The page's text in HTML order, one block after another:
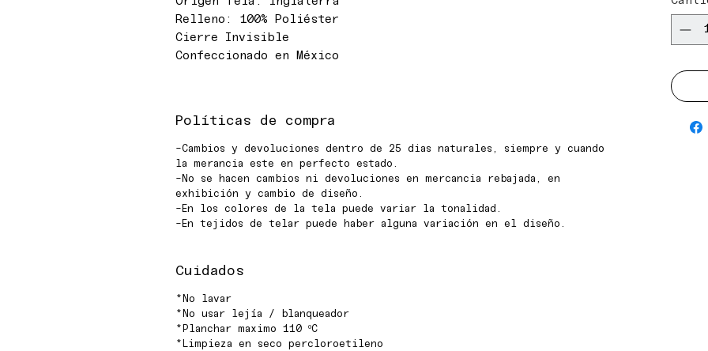
Relleno: 100% Poliéster
Cierre Invisible
Confeccionado en México
Políticas de compra
-Cambios y devoluciones dentro de 25 dias naturales, siempre y cuando
la merancia este en perfecto estado.
-No se hacen cambios ni devoluciones en mercancia rebajada, en
exhibición y cambio de diseño.
-En los colores de la tela puede variar la tonalidad.
-En tejidos de telar puede haber alguna variación en el diseño.
Cuidados
*No lavar
*No usar lejía / blanqueador
*Planchar maximo 110 ºC
*Limpieza en seco percloroetileno